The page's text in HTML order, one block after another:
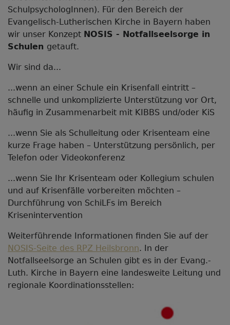
SchulpsychologInnen). Für den Bereich der
Evangelisch-Lutherischen Kirche in Bayern haben
wir unser Konzept NOSIS - Notfallseelsorge in
Schulen getauft.
Wir sind da...
...wenn an einer Schule ein Krisenfall eintritt –
schnelle und unkomplizierte Unterstützung vor Ort,
häufig in Zusammenarbeit mit KIBBS und/oder KiS
...wenn Sie als Schulleitung oder Krisenteam eine
kurze Frage haben – Unterstützung persönlich, per
Telefon oder Videokonferenz
...wenn Sie Ihr Krisenteam oder Kollegium schulen
und auf Krisenfälle vorbereiten möchten –
Durchführung von SchiLFs im Bereich
Krisenintervention
Weiterführende Informationen finden Sie auf der
NOSIS-Seite des RPZ Heilsbronn. In der
Notfallseelsorge an Schulen gibt es in der Evang.-
Luth. Kirche in Bayern eine landesweite Leitung und
regionale Koordinationsstellen: